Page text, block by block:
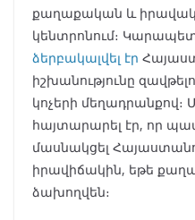
քաղաքական և
կենտրոնում։
ձերբակալվել էր
իշխանությունը
կոչերի մեղադրանքով։
հայտարարել էր, որ
մասնակցել
իրավիճակին, եթե
ձախողվեն։